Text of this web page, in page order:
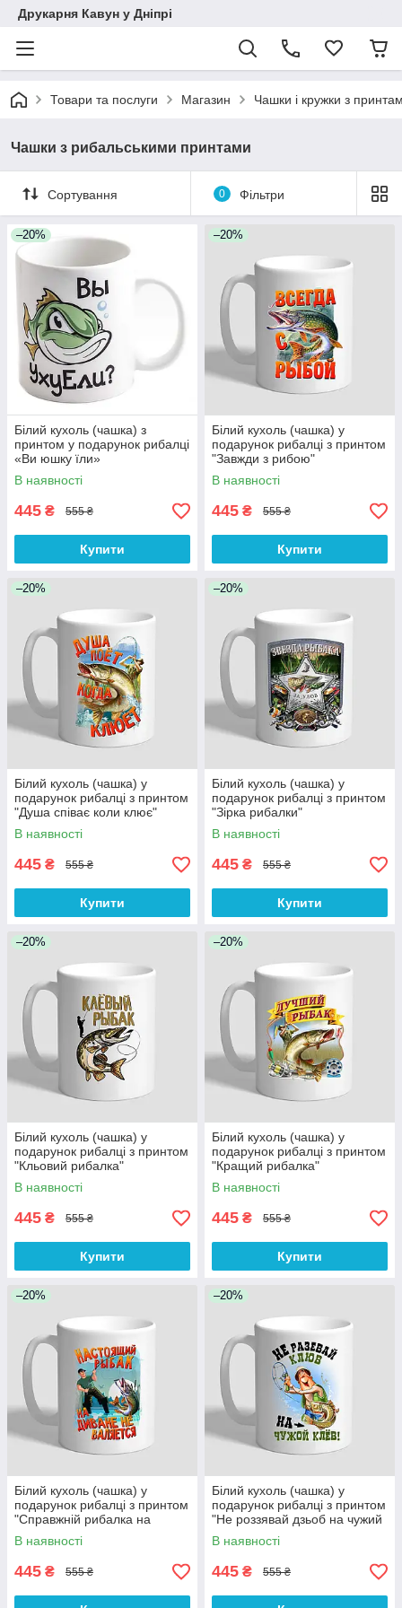
Друкарня Кавун у Дніпрі
Товари та послуги Магазин Чашки і кружки з
Чашки з рибальськими принтами
Сортування 0 Фільтри
–20%
Білий кухоль (чашка) з
принтом у подарунок рибалці
«Ви юшку їли»
В наявності
445 ₴ 555 ₴
Купити
–20%
Білий кухоль (чашка) у
подарунок рибалці з принтом
"Завжди з рибою"
В наявності
445 ₴ 555 ₴
Купити
–20%
Білий кухоль (чашка) у
подарунок рибалці з принтом
"Душа співає коли клює"
В наявності
445 ₴ 555 ₴
Купити
–20%
Білий кухоль (чашка) у
подарунок рибалці з принтом
"Зірка рибалки"
В наявності
445 ₴ 555 ₴
Купити
–20%
Білий кухоль (чашка) у
подарунок рибалці з принтом
"Кльовий рибалка"
В наявності
445 ₴ 555 ₴
Купити
–20%
Білий кухоль (чашка) у
подарунок рибалці з принтом
"Кращий рибалка"
В наявності
445 ₴ 555 ₴
Купити
–20%
Білий кухоль (чашка) у
подарунок рибалці з принтом
"Справжній рибалка на
дивані не валяється"
В наявності
445 ₴ 555 ₴
–20%
Білий кухоль (чашка) у
подарунок рибалці з принтом
"Не роззявай дзьоб на чужий
клювання!"
В наявності
445 ₴ 555 ₴